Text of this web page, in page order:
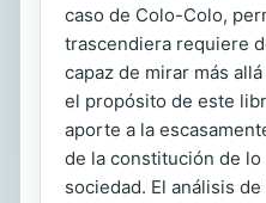
caso de Colo-Colo,
trascendiera requiere
capaz de mirar más
el propósito de este
aporte a la
de la constitución de
sociedad. El análisis